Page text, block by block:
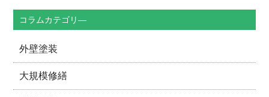
コラムカテゴリ―
外壁塗装
大規模修繕